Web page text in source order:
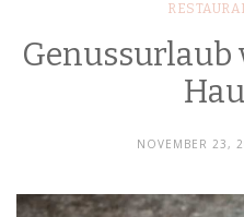
Genussurlaub
NOVEMBER 23,